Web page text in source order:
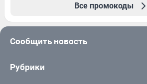
Все промокоды
Сообщить новость
Рубрики